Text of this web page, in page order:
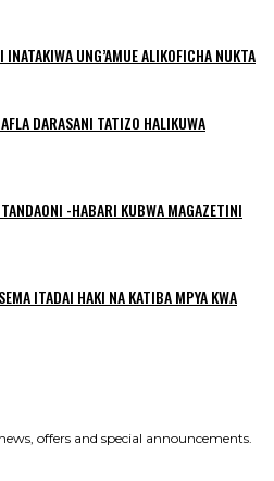
UNG’AMUE ALIKOFICHA NUKTA
DARASANI TATIZO HALIKUWA
-HABARI KUBWA MAGAZETINI
ITADAI HAKI NA KATIBA MPYA KWA
offers and special announcements.